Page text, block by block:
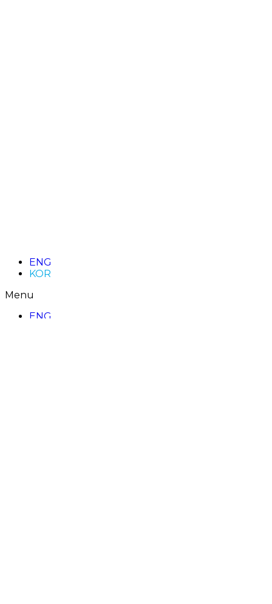
ENG
KOR
Menu
ENG